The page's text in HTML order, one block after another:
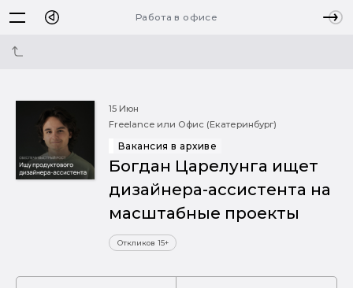
Работа в офисе
15 Июн
Freelance или Офис (Екатеринбург)
Вакансия в архиве
Богдан Царелунга ищет
дизайнера-ассистента на
масштабные проекты
Откликов 15+